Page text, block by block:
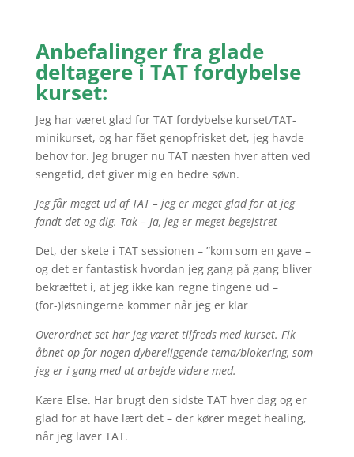
Anbefalinger fra glade
deltagere i TAT fordybelse
kurset:
Jeg har været glad for TAT fordybelse kurset/TAT-
minikurset, og har fået genopfrisket det, jeg havde
behov for. Jeg bruger nu TAT næsten hver aften ved
sengetid, det giver mig en bedre søvn.
Jeg får meget ud af TAT – jeg er meget glad for at jeg
fandt det og dig. Tak – Ja, jeg er meget begejstret
Det, der skete i TAT sessionen – ”kom som en gave –
og det er fantastisk hvordan jeg gang på gang bliver
bekræftet i, at jeg ikke kan regne tingene ud –
(for-)løsningerne kommer når jeg er klar
Overordnet set har jeg været tilfreds med kurset. Fik
åbnet op for nogen dybereliggende tema/blokering, som
jeg er i gang med at arbejde videre med.
Kære Else. Har brugt den sidste TAT hver dag og er
glad for at have lært det – der kører meget healing,
når jeg laver TAT.